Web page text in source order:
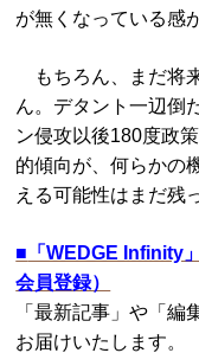
が無くなっている感
もちろん、まだ将
ん。デタント一辺倒
ン侵攻以後180度政
的傾向が、何らかの
える可能性はまだ残
■ 「WEDGE Infinity
会員登録）
「最新記事」や「
お届けいたします。